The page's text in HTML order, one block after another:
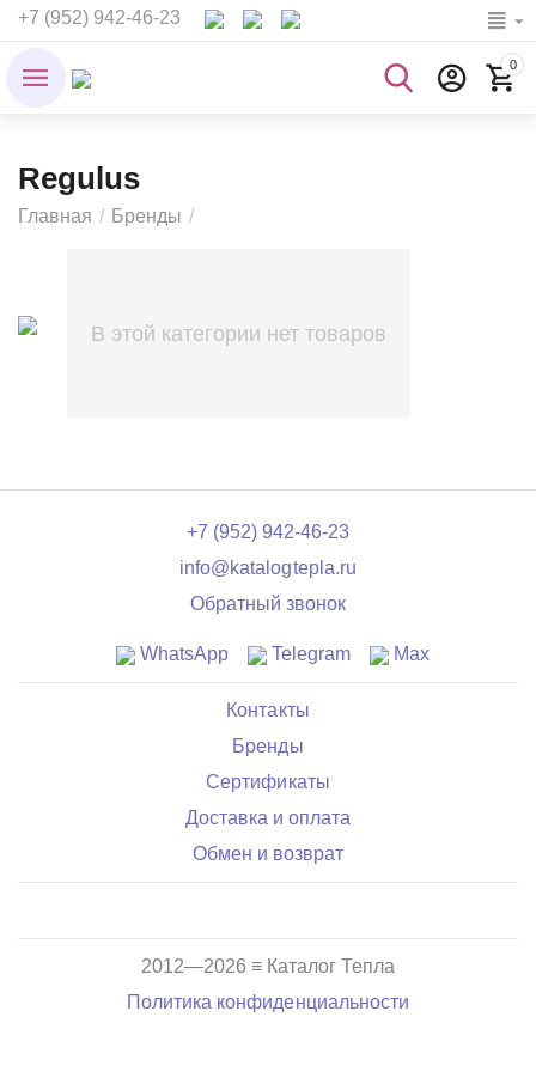
+7 (952) 942-46-23
0
Regulus
Главная / Бренды /
В этой категории нет товаров
+7 (952) 942-46-23
info@katalogtepla.ru
Обратный звонок
WhatsApp Telegram Max
Контакты
Бренды
Сертификаты
Доставка и оплата
Обмен и возврат
2012—2026 ≡ Каталог Тепла
Политика конфиденциальности